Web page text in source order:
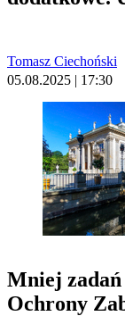
Tomasz Ciechoński
05.08.2025 | 17:30
Mniej
Ochrony